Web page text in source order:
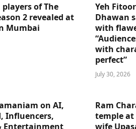
players of The
2 revealed at
Mumbai
Yeh
Dhawan
with
with
perfect”
July 30, 2026
on AI,
Influencers,
Entertainment
Ram
temple
wife